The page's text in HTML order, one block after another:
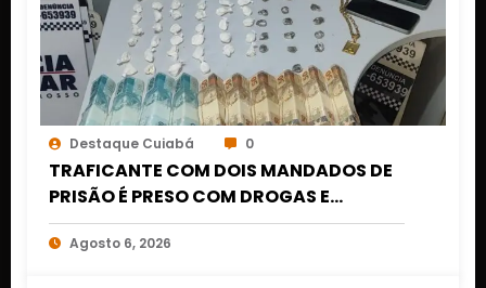
Destaque Cuiabá 0
TRAFICANTE COM DOIS MANDADOS DE
PRISÃO É PRESO COM DROGAS E
DINHEIRO NO 1º DE MARÇO EM CUIABÁ
Agosto 6, 2026